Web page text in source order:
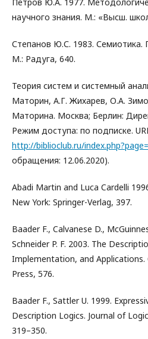
научного знания. М.: «Высш.
Степанов Ю.С. 1983.
М.: Радуга, 640.
Теория систем и системный
Маторин, А.Г. Жихарев, О.А.
Маторина. Москва; Берлин:
Режим доступа: по подписке.
http://biblioclub.ru/
обращения: 12.06.2020).
Abadi Martin and Luca Cardelli
New York: Springer-Verlag, 397.
Baader F., Calvanese D.,
Schneider P. F. 2003. The
Implementation, and Applications.
Press, 576.
Baader F., Sattler U. 1999.
Description Logics. Journal of
319–350.